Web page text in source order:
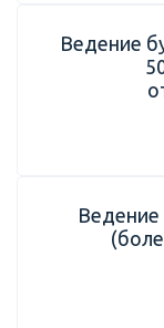
Ведение